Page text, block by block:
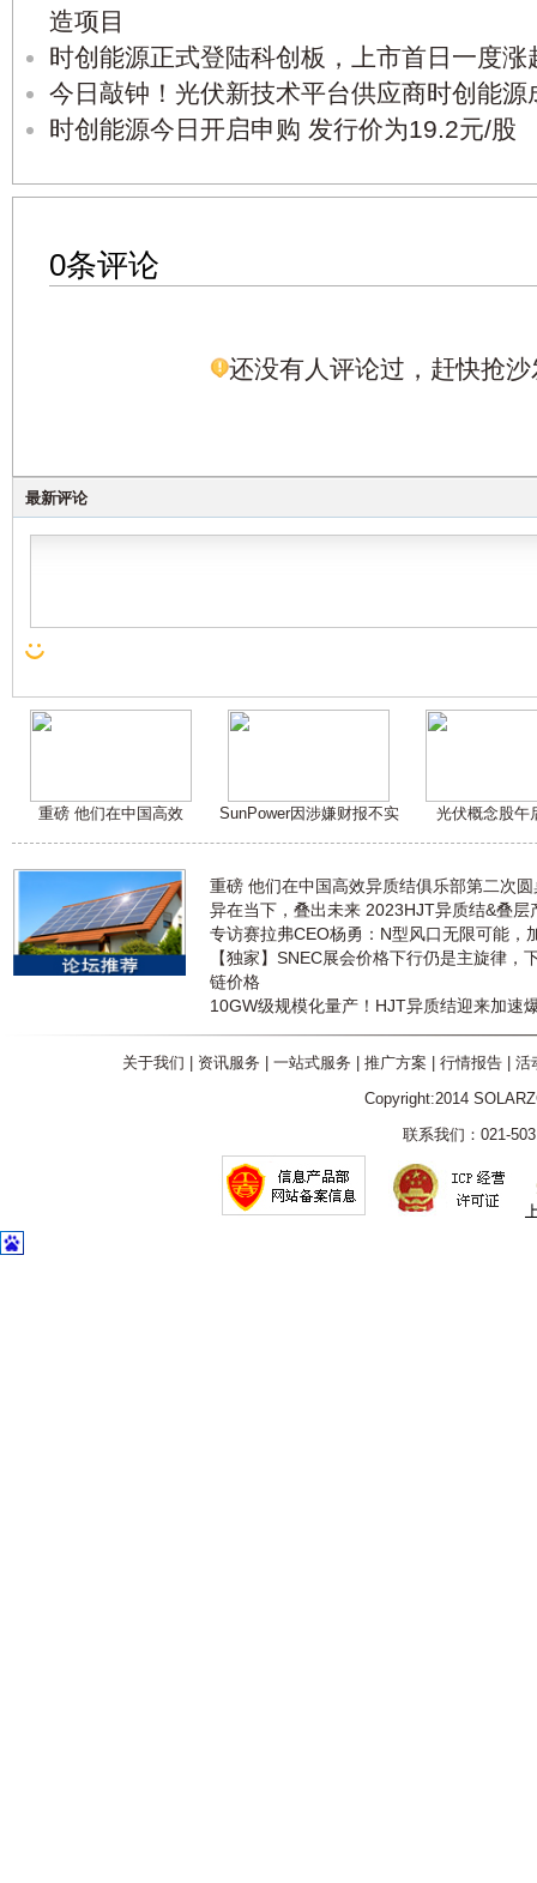
造项目
时创能源正式登陆科创板，上市首日一度涨
今日敲钟！光伏新技术平台供应商时创能源
时创能源今日开启申购 发行价为19.2元/股
0条评论
还没有人评论过，赶快抢沙
最新评论
重磅 他们在中国高效 SunPower因涉嫌财报不实 光伏概念股午
重磅 他们在中国高效异质结俱乐部第二次
异在当下，叠出未来 2023HJT异质结&叠层
专访赛拉弗CEO杨勇：N型风口无限可能，
【独家】SNEC展会价格下行仍是主旋律，
链价格
10GW级规模化量产！HJT异质结迎来加速
关于我们 资讯服务 一站式服务 推广方案 行情报告| 活
Copyright:2014
联系我们：021-